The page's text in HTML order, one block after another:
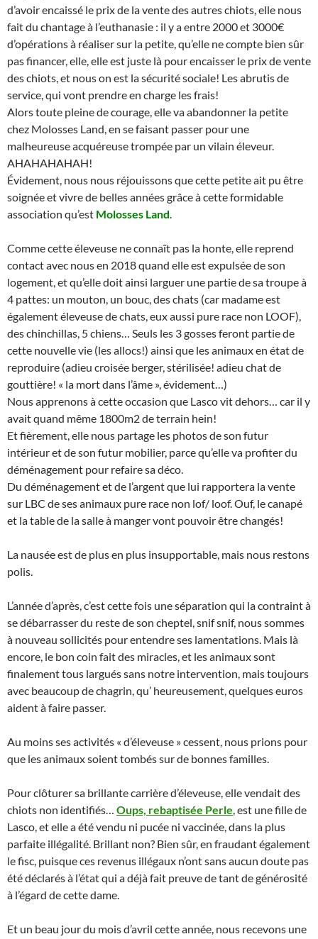
d’avoir encaissé le prix de la vente des autres chiots, elle nous
fait du chantage à l’euthanasie : il y a entre 2000 et 3000€
d’opérations à réaliser sur la petite, qu’elle ne compte bien sûr
pas financer, elle, elle est juste là pour encaisser le prix de vente
des chiots, et nous on est la sécurité sociale! Les abrutis de
service, qui vont prendre en charge les frais!
Alors toute pleine de courage, elle va abandonner la petite
chez Molosses Land, en se faisant passer pour une
malheureuse acquéreuse trompée par un vilain éleveur.
AHAHAHAHAH!
Évidement, nous nous réjouissons que cette petite ait pu être
soignée et vivre de belles années grâce à cette formidable
association qu’est Molosses Land
Comme cette éleveuse ne connaît pas la honte, elle reprend
contact avec nous en 2018 quand elle est expulsée de son
logement, et qu’elle doit ainsi larguer une partie de sa troupe à
4 pattes: un mouton, un bouc, des chats (car madame est
également éleveuse de chats, eux aussi pure race non LOOF),
des chinchillas, 5 chiens… Seuls les 3 gosses feront partie de
cette nouvelle vie (les allocs!) ainsi que les animaux en état de
reproduire (adieu croisée berger, stérilisée! adieu chat de
gouttière! « la mort dans l’âme », évidement…)
Nous apprenons à cette occasion que Lasco vit dehors… car il y
avait quand même 1800m2 de terrain hein!
Et fièrement, elle nous partage les photos de son futur
intérieur et de son futur mobilier, parce qu’elle va profiter du
déménagement pour refaire sa déco.
Du déménagement et de l’argent que lui rapportera la vente
sur LBC de ses animaux pure race non lof/ loof. Ouf, le canapé
et la table de la salle à manger vont pouvoir être changés!
La nausée est de plus en plus insupportable, mais nous restons
polis.
L’année d’après, c’est cette fois une séparation qui la contraint à
se débarrasser du reste de son cheptel, snif snif, nous sommes
à nouveau sollicités pour entendre ses lamentations. Mais là
encore, le bon coin fait des miracles, et les animaux sont
finalement tous largués sans notre intervention, mais toujours
avec beaucoup de chagrin, qu’ heureusement, quelques euros
aident à faire passer.
Au moins ses activités « d’éleveuse » cessent, nous prions pour
que les animaux soient tombés sur de bonnes familles.
Pour clôturer sa brillante carrière d’éleveuse, elle vendait des
chiots non identifiés… Oups, rebaptisée Perle , est une fille de
Lasco, et elle a été vendu ni pucée ni vaccinée, dans la plus
parfaite illégalité. Brillant non? Bien sûr, en fraudant également
le fisc, puisque ces revenus illégaux n’ont sans aucun doute pas
été déclarés à l’état qui a déjà fait preuve de tant de générosité
à l’égard de cette dame.
Et un beau jour du mois d’avril cette année, nous recevons une